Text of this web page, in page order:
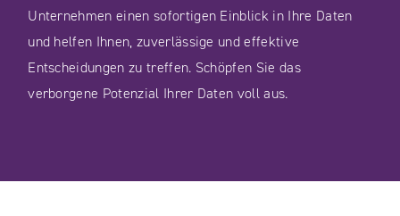
Unternehmen einen sofortigen Einblick in Ihre Daten
und helfen Ihnen, zuverlässige und effektive
Entscheidungen zu treffen. Schöpfen Sie das
verborgene Potenzial Ihrer Daten voll aus.